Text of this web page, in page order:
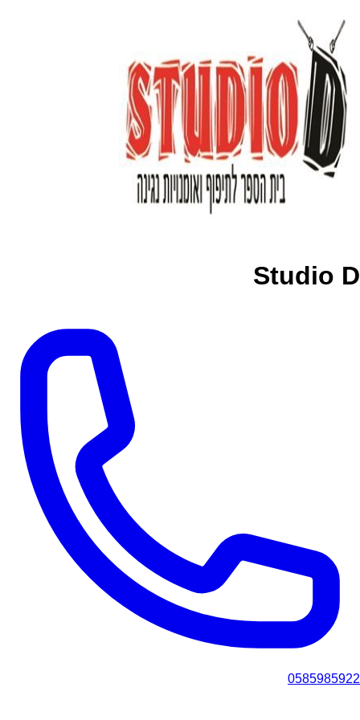
Studio D
0585985922